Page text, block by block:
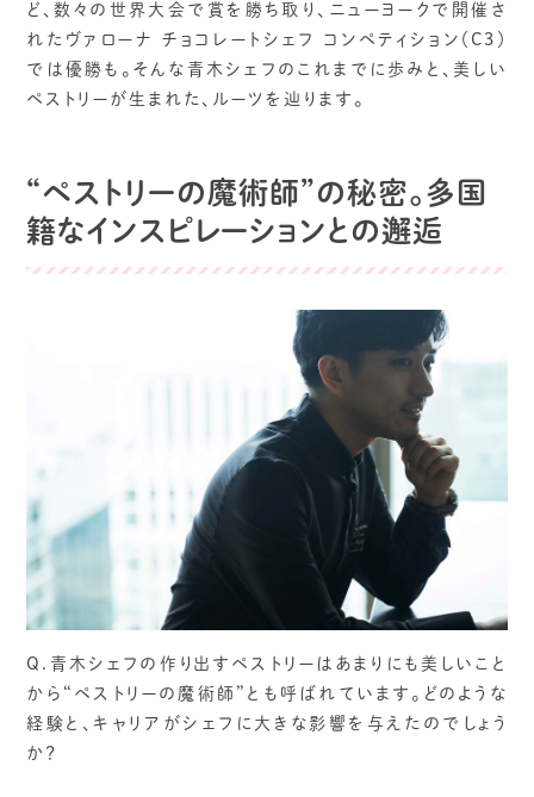
ど、数々の世界大会で賞を勝ち取り、ニューヨークで開催さ
れたヴァローナ チョコレートシェフ コンペティション（C3）
では優勝も。そんな青木シェフのこれまでに歩みと、美しい
ペストリーが生まれた、ルーツを辿ります。
“ペストリーの魔術師”の秘密。多国
籍なインスピレーションとの邂逅
Q.青木シェフの作り出すペストリーはあまりにも美しいこと
から“ペストリーの魔術師”とも呼ばれています。どのような
経験と、キャリアがシェフに大きな影響を与えたのでしょう
か？